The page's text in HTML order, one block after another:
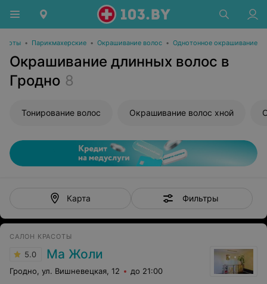
• Парикмахерские • Окрашивание волос • Однотонное окрашивание
Окрашивание длинных волос в
Гродно 8
Тонирование волос Окрашивание волос хной
Карта Фильтры
САЛОН КРАСОТЫ
5.0 Ма Жоли
Гродно, ул. Вишневецкая, 12 до 21:00